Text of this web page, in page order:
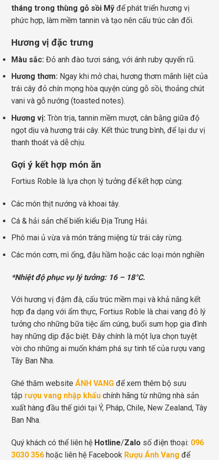
tháng trong thùng gỗ sồi Mỹ để phát triển hương vị
phức hợp, làm mềm tannin và tạo nên cấu trúc cân đối.
Hương vị đặc trưng
Màu sắc: Đỏ anh đào tươi sáng, với ánh ruby quyến rũ.
Hương thơm: Ngay khi mở chai, hương thơm mãnh liệt của
trái cây đỏ chín mọng hòa quyện cùng gỗ sồi, thoảng chút
vani và gỗ nướng (toasted notes).
Hương vị: Tròn trịa, tannin mềm mượt, cân bằng giữa độ
ngọt dịu và hương trái cây. Kết thúc trung bình, để lại dư vị
thanh thoát và dễ chịu.
Gợi ý kết hợp món ăn
Fortius Roble là lựa chọn lý tưởng để kết hợp cùng:
Các món thịt nướng và khoai tây.
Cá & hải sản chế biến kiểu Địa Trung Hải.
Phô mai ủ vừa và món tráng miệng từ trái cây rừng.
Các món cơm, mì ống, đậu hầm hoặc các loại món nghiền
*Nhiệt độ phục vụ lý tưởng: 16 – 18°C.
Với hương vị đậm đà, cấu trúc mềm mại và khả năng kết
hợp đa dạng với ẩm thực, Fortius Roble là chai vang đỏ lý
tưởng cho những bữa tiệc ấm cúng, buổi sum họp gia đình
hay những dịp đặc biệt. Đây chính là một lựa chọn tuyệt
vời cho những ai muốn khám phá sự tinh tế của rượu vang
Tây Ban Nha.
Ghé thăm website ÁNH VANG để xem thêm bộ sưu
tập rượu vang nhập khẩu chính hãng từ những nhà sản
xuất hàng đầu thế giới tại Ý, Pháp, Chile, New Zealand, Tây
Ban Nha.
Quý khách có thể liên hệ Hotline/Zalo số điện thoại: 096
3030 356 hoặc liên hệ Facebook Rượu Ánh Vang để